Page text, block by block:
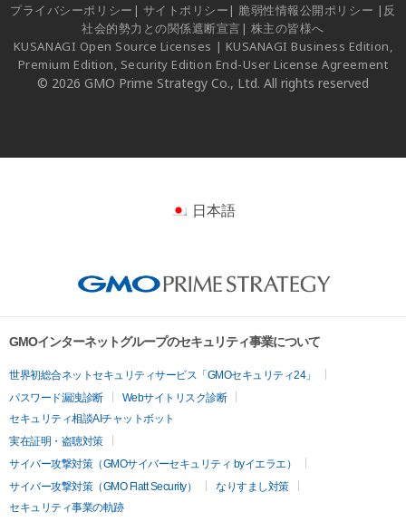
プライバシーポリシー | サイトポリシー | 脆弱性情報公開ポリシー | 反
社会的勢力との関係遮断宣言 | 株主の皆様へ
KUSANAGI Open Source Licenses | KUSANAGI Business Edition,
Premium Edition, Security Edition End-User License Agreement
© 2026 GMO Prime Strategy Co., Ltd. All rights reserved
日本語
GMOインターネットグループのセキュリティ事業について
世界初総合ネットセキュリティサービス「GMOセキュリティ24」
パスワード漏洩診断
Webサイトリスク診断
セキュリティ相談AIチャットボット
実在証明・盗聴対策
サイバー攻撃対策（GMOサイバーセキュリティ byイエラエ）
サイバー攻撃対策（GMO Flatt Security）
なりすまし対策
セキュリティ事業の軌跡